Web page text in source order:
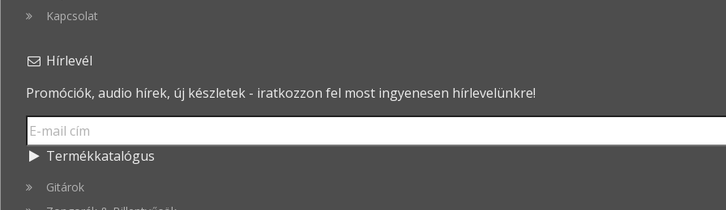
Kapcsolat
Hírlevél
Promóciók, audio hírek, új készletek - iratkozzon fel most ingyenesen hírlevelünkre!
Termékkatalógus
Gitárok